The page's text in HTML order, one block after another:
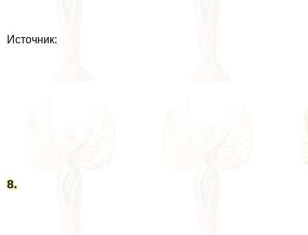
Источник:
8.